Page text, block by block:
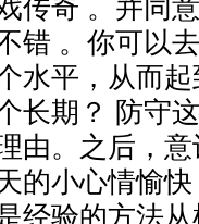
传奇 。并同
错 。你可以
水平，从而
长期？ 防守
由。之后，
的小心情愉
经验的方法